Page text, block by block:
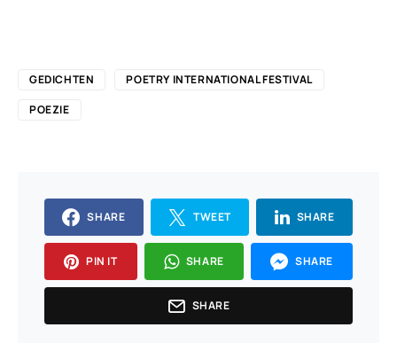
GEDICHTEN
POETRY INTERNATIONAL FESTIVAL
POEZIE
SHARE TWEET SHARE
PIN IT SHARE SHARE
SHARE